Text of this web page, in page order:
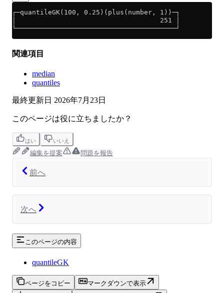
┌─quantileGK(100, 0.25)(plus(number, 1))─┐
│                                    251 │
└────────────────────────────────────────┘
関連項目
median
quantiles
最終更新日 2026年7月23日
このページは役に立ちましたか？
はい いいえ
編集を提案 問題を報告
前へ
次へ
このページの内容
quantileGK
ページをコピー マークダウンで表示